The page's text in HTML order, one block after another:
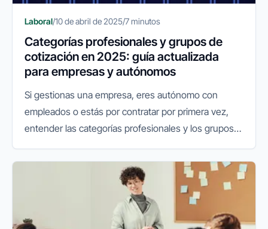
Laboral/10 de abril de 2025/7 minutos
Categorías profesionales y grupos de
cotización en 2025: guía actualizada
para empresas y autónomos
Si gestionas una empresa, eres autónomo con
empleados o estás por contratar por primera vez,
entender las categorías profesionales y los grupos
coste laboral, sino también...